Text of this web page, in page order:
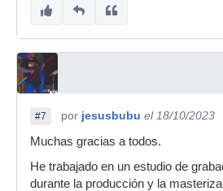
#7 por jesusbubu el 18/10/2023
Muchas gracias a todos.
He trabajado en un estudio de
durante la producción y la